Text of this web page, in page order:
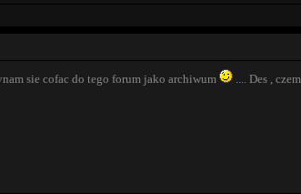
sie cofac do tego forum jako archiwum
.... Des ,